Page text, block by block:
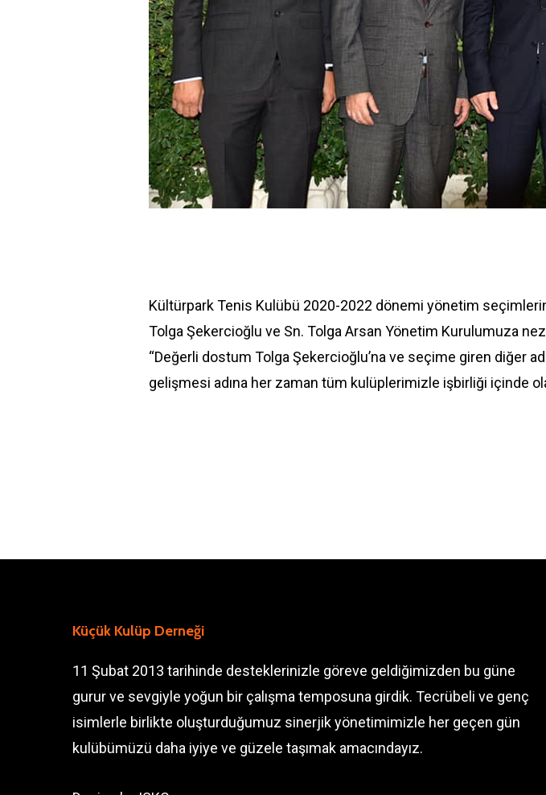
Kültürpark Tenis Kulübü 2020-2022 dönemi yönetim
Tolga Şekercioğlu ve Sn. Tolga Arsan Yönetim Kurulumuza
“Değerli dostum Tolga Şekercioğlu’na ve seçime giren diğer
gelişmesi adına her zaman tüm kulüplerimizle işbirliği içinde
Küçük Kulüp Derneği
11 Şubat 2013 tarihinde desteklerinizle göreve geldiğimizden bu güne
gurur ve sevgiyle yoğun bir çalışma temposuna girdik. Tecrübeli ve genç
isimlerle birlikte oluşturduğumuz sinerjik yönetimimizle her geçen gün
kulübümüzü daha iyiye ve güzele taşımak amacındayız.